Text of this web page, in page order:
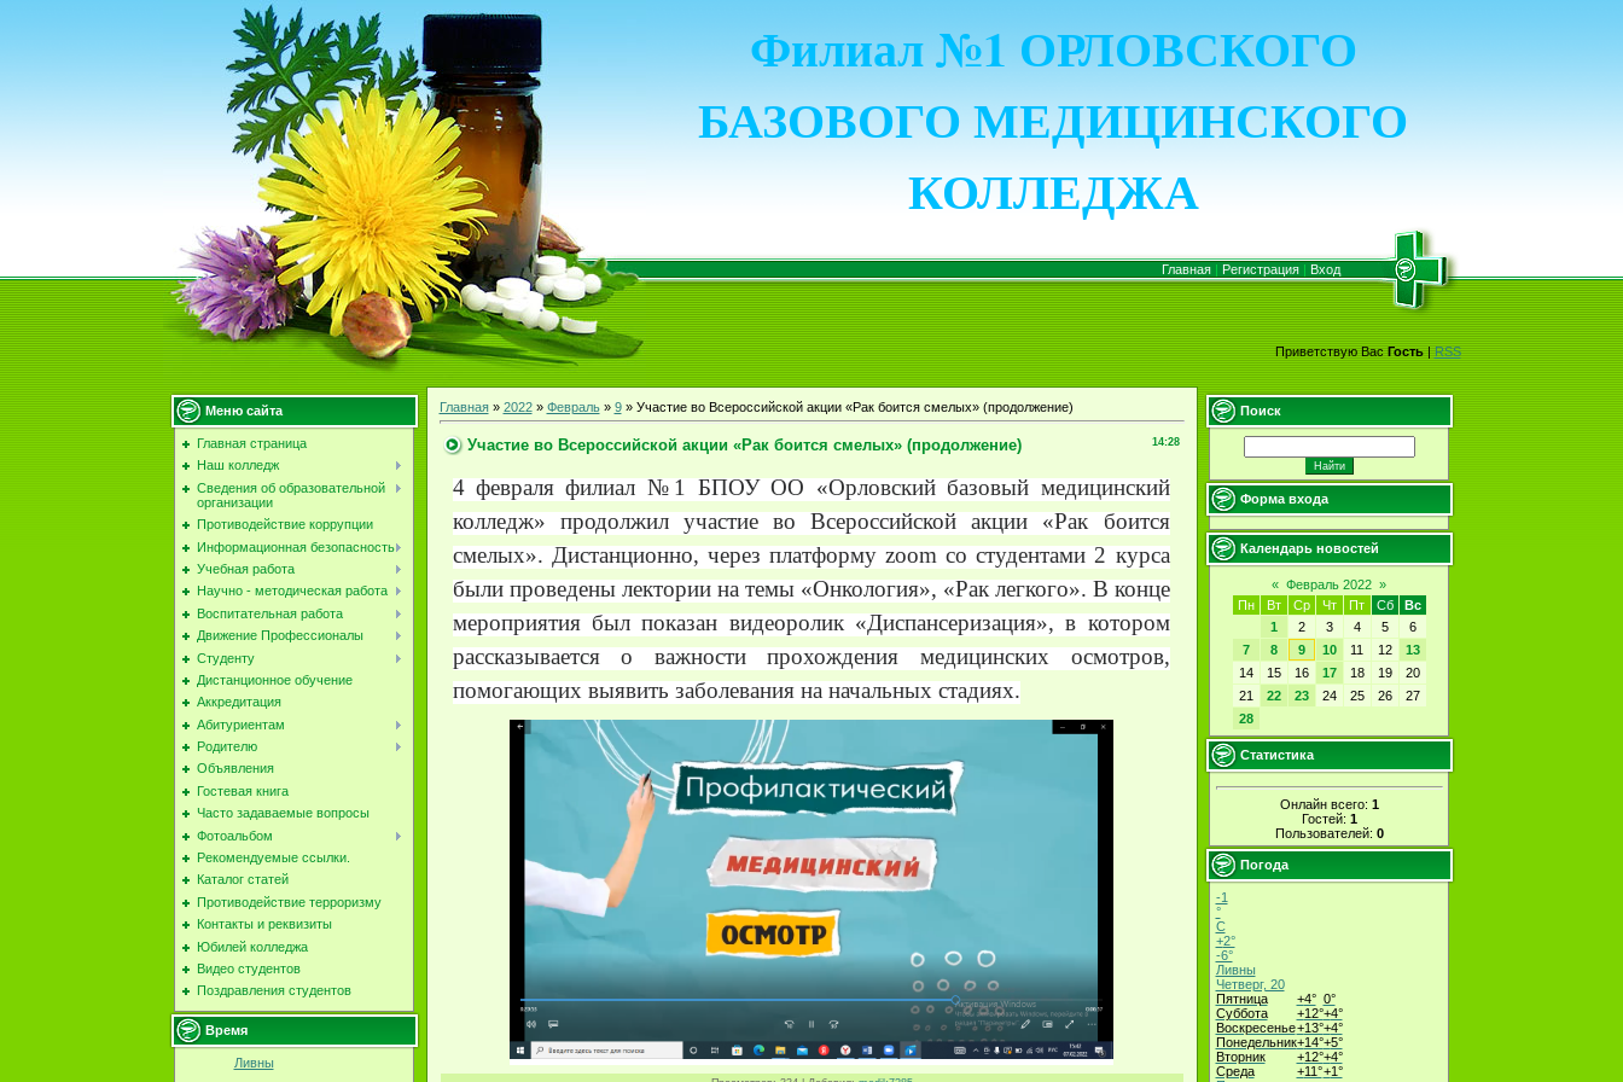
Филиал №1 ОРЛОВСКОГО
БАЗОВОГО МЕДИЦИНСКОГО
КОЛЛЕДЖА
Главная| Регистрация| Вход
Приветствую Вас Гость|RSS
Меню сайта
Главная страница
Наш колледж
Сведения об образовательной
организации
Противодействие коррупции
Информационная безопасность
Учебная работа
Научно - методическая работа
Воспитательная работа
Движение Профессионалы
Студенту
Дистанционное обучение
Аккредитация
Абитуриентам
Родителю
Объявления
Гостевая книга
Часто задаваемые вопросы
Фотоальбом
Рекомендуемые ссылки.
Каталог статей
Противодействие терроризму
Контакты и реквизиты
Юбилей колледжа
Видео студентов
Поздравления студентов
Время
Ливны
Главная» 2022 » Февраль » 9» Участие во Всероссийской акции «Рак боится смелых» (продолжение)
14:28
Участие во Всероссийской акции «Рак боится смелых» (продолжение)
4 февраля филиал №1 БПОУ ОО «Орловский базовый медицинский
колледж» продолжил участие во Всероссийской акции «Рак боится
смелых». Дистанционно, через платформуzoomсо студентами 2 курса
были проведены лектории на темы «Онкология», «Рак легкого». В конце
мероприятия был показан видеоролик «Диспансеризация», в котором
рассказывается о важности прохождения медицинских осмотров,
помогающих выявить заболевания на начальных стадиях.
Поиск
Форма входа
Календарь новостей
« Февраль 2022 »
Пн
Вт Ср Чт Пт Сб
Вс
1
2 3 4 5
6
7
8 9 10 11 12
13
14
15 16 17 18 19
20
21
22 23 24 25 26
27
28
Статистика
Онлайн всего: 1
Гостей: 1
Пользователей: 0
Погода
-1
°
C
+2°
-6°
Ливны
Четверг, 20
Пятница
+4° 0°
Суббота
+12°+4°
Воскресенье+13°+4°
Понедельник+14°+5°
Вторник
+12°+4°
Среда
+11°+1°